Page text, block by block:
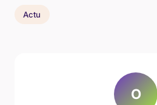
Actu
O